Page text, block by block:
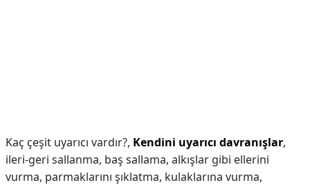
Kaç çeşit uyarıcı vardır?, Kendini uyarıcı davranışlar,
ileri-geri sallanma, baş sallama, alkışlar gibi ellerini
vurma, parmaklarını şıklatma, kulaklarına vurma,